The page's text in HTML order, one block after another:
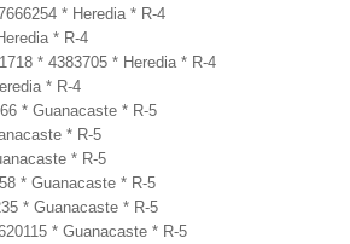
* Heredia * R-4
* R-4
* 4383705 * Heredia * R-4
* R-4
* Guanacaste * R-5
* R-5
* R-5
* Guanacaste * R-5
* Guanacaste * R-5
* Guanacaste * R-5